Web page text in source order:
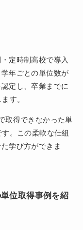
定時制高校で導入
年ごとの単位数が
定し、卒業までに
す。
取得できなかった単
。この柔軟な仕組
学び方ができま
位取得事例を紹